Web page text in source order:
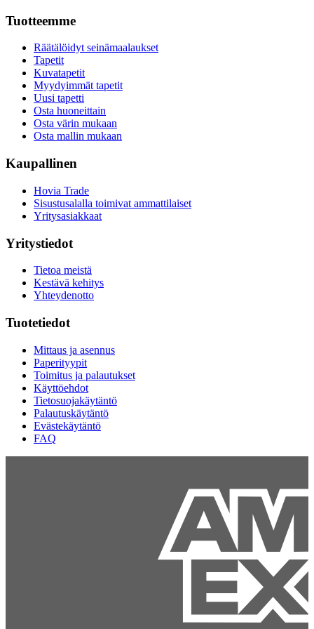
Tuotteemme
Räätälöidyt seinämaalaukset
Tapetit
Kuvatapetit
Myydyimmät tapetit
Uusi tapetti
Osta huoneittain
Osta värin mukaan
Osta mallin mukaan
Kaupallinen
Hovia Trade
Sisustusalalla toimivat ammattilaiset
Yritysasiakkaat
Yritystiedot
Tietoa meistä
Kestävä kehitys
Yhteydenotto
Tuotetiedot
Mittaus ja asennus
Paperityypit
Toimitus ja palautukset
Käyttöehdot
Tietosuojakäytäntö
Palautuskäytäntö
Evästekäytäntö
FAQ